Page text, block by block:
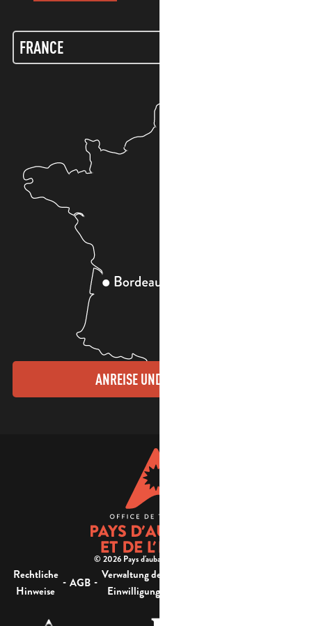
ANREISE UND KONTAKTE
© 2026 Pays d'aubagne et de l'étoile -
Rechtliche
Hinweise
- AGB - Verwaltung der
Einwilligung